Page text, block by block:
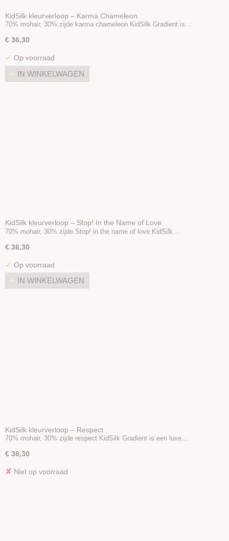
KidSilk kleurverloop – Karma Chameleon
70% mohair, 30% zijde karma chameleon KidSilk Gradient is…
€ 36,30
✓ Op voorraad
IN WINKELWAGEN
KidSilk kleurverloop – Stop! In the Name of Love
70% mohair, 30% zijde Stop! in the name of love KidSilk…
€ 36,30
✓ Op voorraad
IN WINKELWAGEN
KidSilk kleurverloop – Respect
70% mohair, 30% zijde respect KidSilk Gradient is een luxe…
€ 36,30
✘ Niet op voorraad